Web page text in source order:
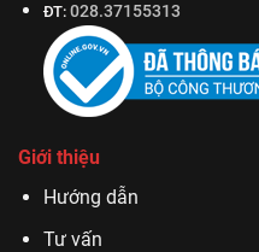
ĐT: 028.37155313
Giới thiệu
Hướng dẫn
Tư vấn